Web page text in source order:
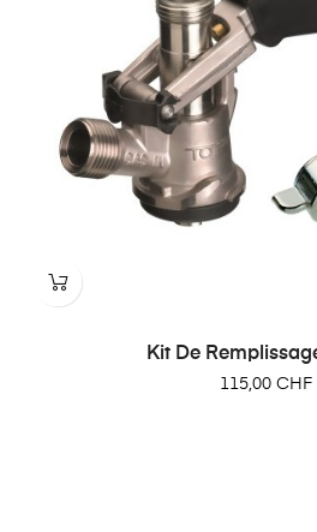
Kit De
Prix
115,00 CHF